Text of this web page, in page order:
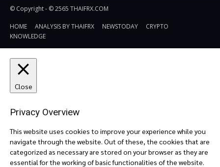
© Copyright - © 2565 THAIFRX.COM
HOME ANALYSIS BY THAIFRX NEWSTODAY
CRYPTO
KNOWLEDGE
Close
Privacy Overview
This website uses cookies to improve your experience while you
navigate through the website. Out of these, the cookies that are
categorized as necessary are stored on your browser as they are
essential for the working of basic functionalities of the website.